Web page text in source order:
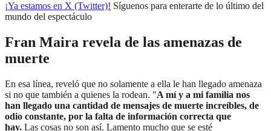
¡Ya estamos en X (Twitter)! Síguenos para enterarte de lo último del
mundo del espectáculo
Fran Maira revela de las amenazas de
muerte
En esa línea, reveló que no solamente a ella le han llegado amenaza
si no que también a quienes la rodean. "A mí y a mi familia nos
han llegado una cantidad de mensajes de muerte increíbles, de
odio constante, por la falta de información correcta que
hay. Las cosas no son así. Lamento mucho que se esté